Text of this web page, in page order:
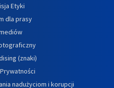
Etyki
dla prasy
(znaki)
nadużyciom i korupcji